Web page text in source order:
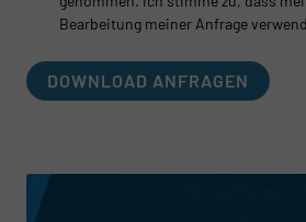
Bearbeitung meiner Anfrage
DOWNLOAD ANFRAGEN